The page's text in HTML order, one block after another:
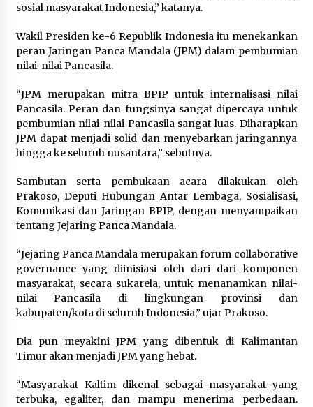
sosial masyarakat Indonesia,” katanya.
Wakil Presiden ke-6 Republik Indonesia itu menekankan
peran Jaringan Panca Mandala (JPM) dalam pembumian
nilai-nilai Pancasila.
“JPM merupakan mitra BPIP untuk internalisasi nilai
Pancasila. Peran dan fungsinya sangat dipercaya untuk
pembumian nilai-nilai Pancasila sangat luas. Diharapkan
JPM dapat menjadi solid dan menyebarkan jaringannya
hingga ke seluruh nusantara,” sebutnya.
Sambutan serta pembukaan acara dilakukan oleh
Prakoso, Deputi Hubungan Antar Lembaga, Sosialisasi,
Komunikasi dan Jaringan BPIP, dengan menyampaikan
tentang Jejaring Panca Mandala.
“Jejaring Panca Mandala merupakan forum collaborative
governance yang diinisiasi oleh dari dari komponen
masyarakat, secara sukarela, untuk menanamkan nilai-
nilai Pancasila di lingkungan provinsi dan
kabupaten/kota di seluruh Indonesia,” ujar Prakoso.
Dia pun meyakini JPM yang dibentuk di Kalimantan
Timur akan menjadi JPM yang hebat.
“Masyarakat Kaltim dikenal sebagai masyarakat yang
terbuka, egaliter, dan mampu menerima perbedaan.